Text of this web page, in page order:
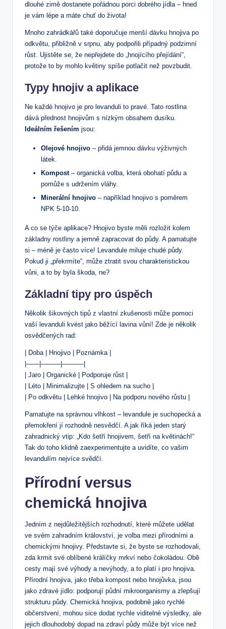
dlouhé zimě dostanete pořádnou porci dobrého jídla – hned
je vám lépe a máte chuť do života!
Mnoho zahrádkářů také doporučuje menší dávku hnojiva po
odkvětu, přibližně v srpnu, aby podpořili případný podzimní
růst. Ujistěte se, že nepřejdete do „hnojícího přejídání“,
protože to by mohlo květiny spíše potlačit než povzbudit.
Typy hnojiv a aplikace
Ne každé hnojivo je pro levanduli to pravé. Tato rostlina
dává přednost hnojivům s nízkým obsahem dusíku.
Ideálním řešením jsou:
Olejové hnojivo – přidá jemnou dávku výživných
látek.
Kompost– organická volba, která obohatí půdu a
pomůže s udržením vláhy.
Minerální hnojivo – například hnojivo s poměrem
NPK 5-10-10.
A co se týče aplikace? Hnojivo byste měli rozložit kolem
základny rostliny a jemně zapracovat do půdy. A pamatujte
si – méně je často více! Levandule miluje chudé půdy.
Pokud ji „překrmíte“, může ztratit svou charakteristickou
vůni, a to by byla škoda, ne?
Základní tipy pro úspěch
Několik šikovných tipů z vlastní zkušenosti může pomoci
vaší levanduli kvést jako běžící lavina vůní! Zde je několik
osvědčených rad:
| Doba | Hnojivo | Poznámka |
|——|———|———-|
| Jaro | Organické | Podporuje růst |
| Léto | Minimalizujte | S ohledem na sucho |
| Po odkvětu | Lehké hnojivo | Na podporu nového růstu |
Pamatujte na správnou vlhkost – levandule je suchopecká a
přemokření jí rozhodně nesvědčí. A jak říká jeden starý
zahradnický vtip: „Kdo šetří hnojivem, šetří na květinách!“
Tak do toho klidně zaexperimentujte a uvidíte, co vašim
levandulím nejvíce svědčí.
Přírodní versus
chemická hnojiva
Jedním z nejdůležitějších rozhodnutí, které můžete udělat
ve svém zahradním království, je volba mezi přírodními a
chemickými hnojivy. Představte si, že byste se rozhodovali,
zda krmit své oblíbené králíčky mrkví nebo čokoládou. Obě
cesty mají své výhody a nevýhody, a to platí i pro hnojiva.
Přírodní hnojiva, jako třeba kompost nebo hnojůvka, jsou
jako zdravé jídlo: podporují půdní mikroorganismy a zlepšují
strukturu půdy. Chemická hnojiva, podobně jako rychlé
občerstvení, mohou sice dodat rychle viditelné výsledky, ale
jejich dlouhodobý dopad na zdraví půdy může být více než